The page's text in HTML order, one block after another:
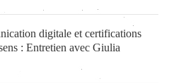
digitale et certifications
: Entretien avec Giulia